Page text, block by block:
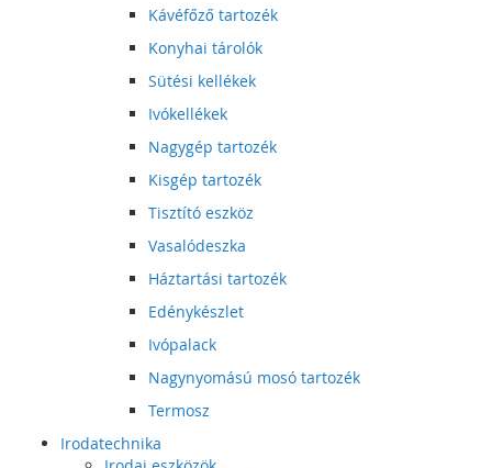
Kávéfőző tartozék
Konyhai tárolók
Sütési kellékek
Ivókellékek
Nagygép tartozék
Kisgép tartozék
Tisztító eszköz
Vasalódeszka
Háztartási tartozék
Edénykészlet
Ivópalack
Nagynyomású mosó tartozék
Termosz
Irodatechnika